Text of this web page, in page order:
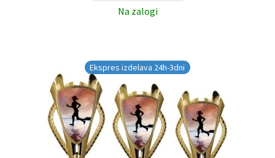
Na zalogi
Ekspres izdelava 24h-3dni